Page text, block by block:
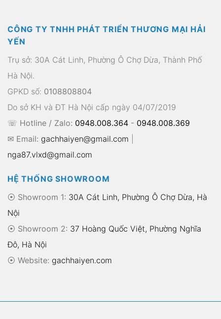
CÔNG TY TNHH PHÁT TRIỂN THƯƠNG MẠI HẢI
YẾN
Trụ sở: 30A Cát Linh, Phường Ô Chợ Dừa, Thành Phố
Hà Nội.
GPKD số: 0108808804
Do sở KH và ĐT Hà Nội cấp ngày 04/07/2019
☏ Hotline / Zalo: 0948.008.364 - 0948.008.369
✉ Email: gachhaiyen@gmail.com
nga87.vlxd@gmail.com
HỆ THỐNG SHOWROOM
⦿ Showroom 1: 30A Cát Linh, Phường Ô Chợ Dừa, Hà
Nội
⦿ Showroom 2: 37 Hoàng Quốc Việt, Phường Nghĩa
Đô, Hà Nội
⦿ Website: gachhaiyen.com